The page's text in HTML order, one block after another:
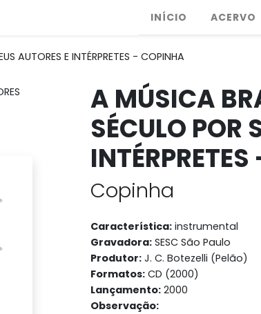
INÍCIO ACERVO
AUTORES E INTÉRPRETES - COPINHA
A MÚSICA
SÉCULO POR
Copinha
Característica: instrumental
Gravadora: SESC São Paulo
Produtor: J. C. Botezelli (Pelão)
Formatos: CD (2000)
Lançamento: 2000
Observação: